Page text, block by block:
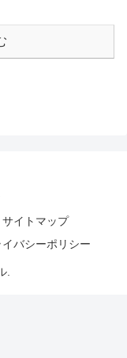
サイトマップ
イバシーポリシー
.